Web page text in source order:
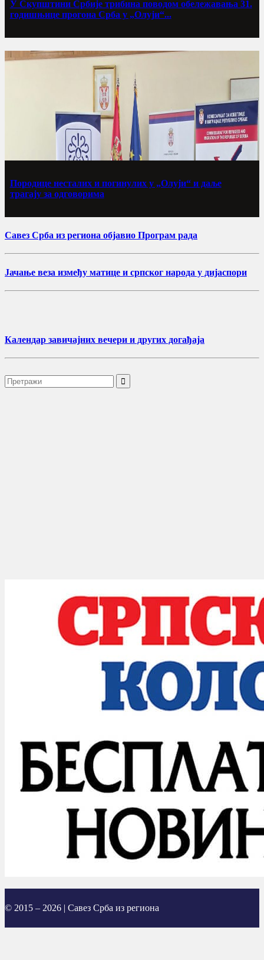
У Скупштини Србије трибина поводом обележавања 31.
годишњице прогона Срба у „Олуји“...
Породице несталих и погинулих у „Олуји“ и даље
трагају за одговорима
Савез Срба из региона објавио Програм рада
Јачање веза између матице и српског народа у дијаспори
Календар завичајних вечери и других догађаја
© 2015 – 2026 | Савез Срба из региона